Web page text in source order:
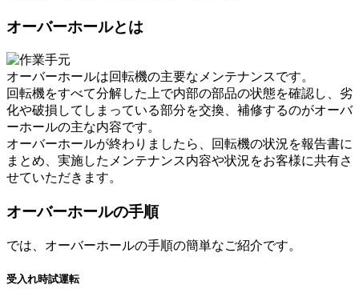
オーバーホールとは
オーバーホールは回転機の主要なメンテナンスです。
回転機をすべて分解した上で内部の部品の状態を確認し、劣
化や破損してしまっている部分を交換、補修するのがオーバ
ーホールの主な内容です。
オーバーホールが終わりましたら、回転機の状況を報告書に
まとめ、実施したメンテナンス内容や状況をお客様に共有さ
せていただきます。
オーバーホールの手順
では、オーバーホールの手順の簡単なご紹介です。
受入れ時試運転